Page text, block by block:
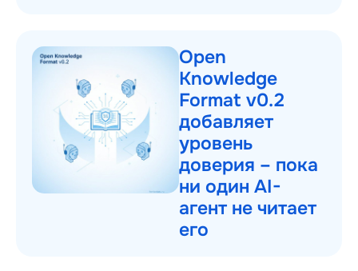
Open
Knowledge
Format v0.2
добавляет
уровень
доверия – пока
ни один AI-
агент не читает
его